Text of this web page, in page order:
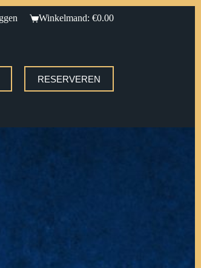
Winkelmand: €0.00
RESERVEREN